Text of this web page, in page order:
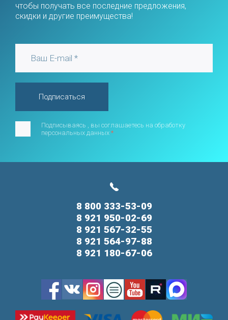
чтобы получать все последние предложения,
скидки и другие преимущества!
Подписываясь , вы соглашаетесь на обработку
персональных данных *
Подписаться
8 800 333-53-09
8 921 950-02-69
8 921 567-32-55
8 921 564-97-88
8 921 180-67-06